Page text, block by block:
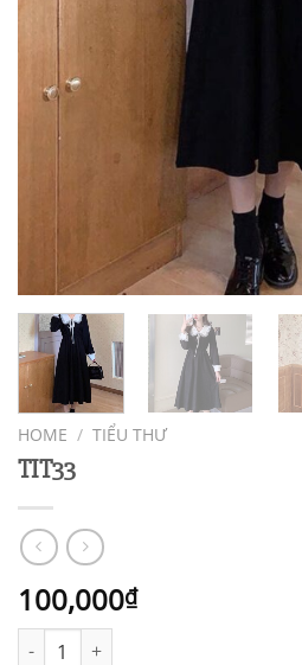
HOME / TIỂU THƯ
TIT33
100,000₫
TIT33 quantity